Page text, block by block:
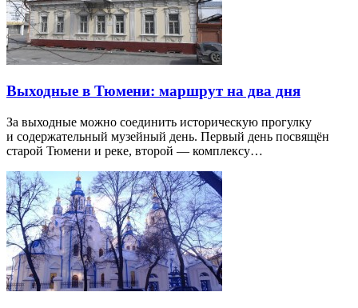
Выходные в Тюмени: маршрут на два дня
За выходные можно соединить историческую прогулку
и содержательный музейный день. Первый день посвящён
старой Тюмени и реке, второй — комплексу…